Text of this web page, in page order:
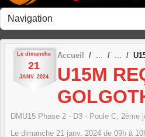
Le dimanche
21
JANV. 2024
Accueil
U15M
DMU15 Phase 2 - D3 - Poule C, 2ème
Le dimanche 21 janv. 2024 de 09h à